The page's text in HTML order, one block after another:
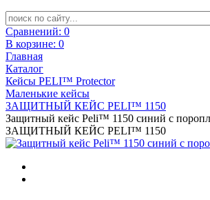
Сравнений: 0
В корзине: 0
Главная
Каталог
Кейсы PELI™ Protector
Маленькие кейсы
ЗАЩИТНЫЙ КЕЙС PELI™ 1150
Защитный кейс Peli™ 1150 синий с
ЗАЩИТНЫЙ КЕЙС PELI™ 1150